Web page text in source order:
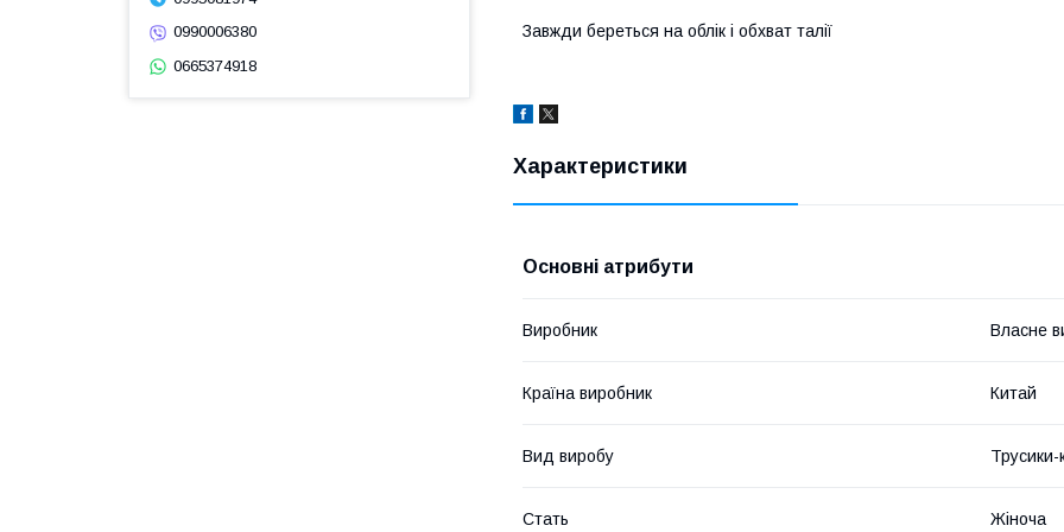
Завжди береться на облік і обхват талії
Характеристики
Основні атрибути
Виробник Власне
Країна виробник Китай
Вид виробу Трусики-
Стать Жіноча
0990006380
0665374918